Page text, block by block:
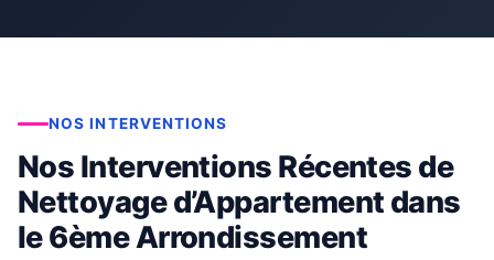
NOS INTERVENTIONS
Nos Interventions Récentes de
Nettoyage d’Appartement dans
le 6ème Arrondissement